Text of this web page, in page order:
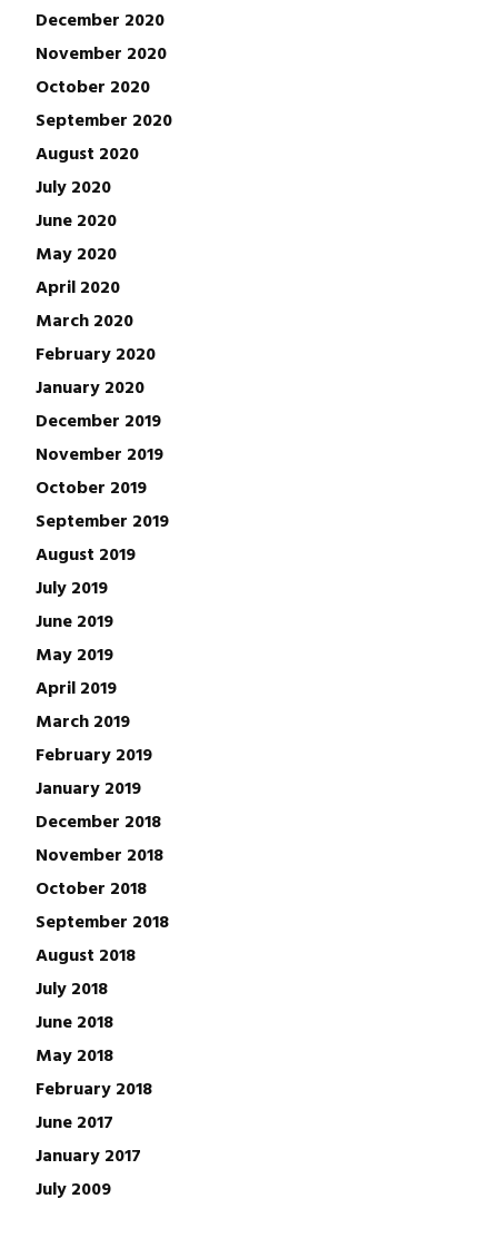
December 2020
November 2020
October 2020
September 2020
August 2020
July 2020
June 2020
May 2020
April 2020
March 2020
February 2020
January 2020
December 2019
November 2019
October 2019
September 2019
August 2019
July 2019
June 2019
May 2019
April 2019
March 2019
February 2019
January 2019
December 2018
November 2018
October 2018
September 2018
August 2018
July 2018
June 2018
May 2018
February 2018
June 2017
January 2017
July 2009